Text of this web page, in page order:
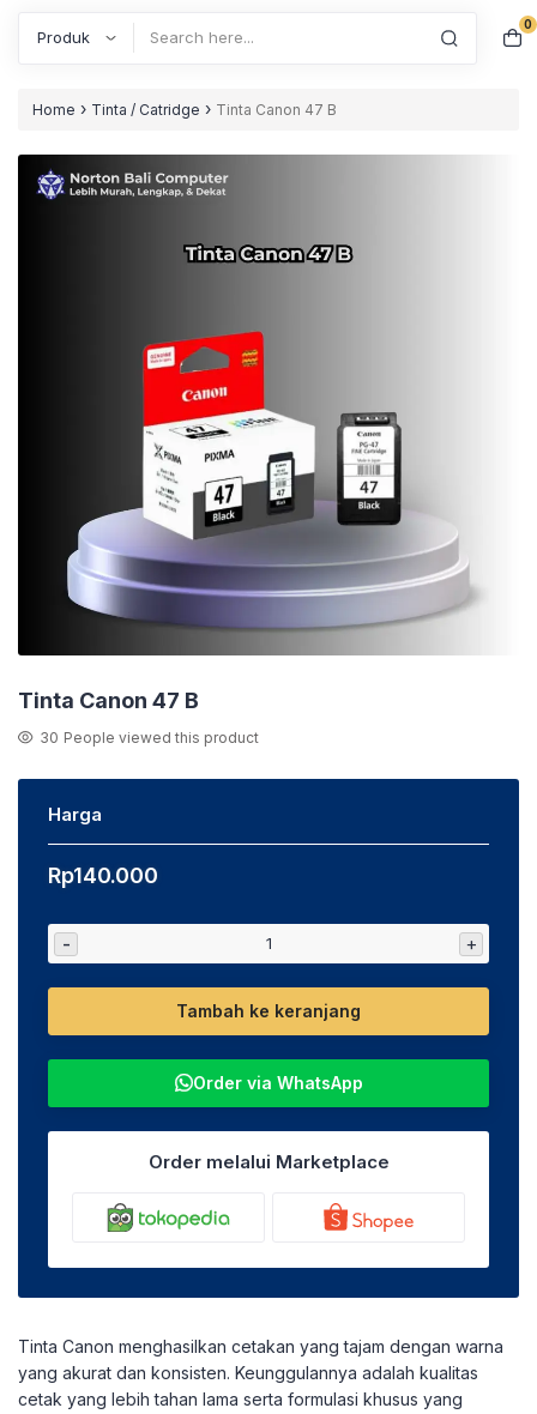
0
Home › Tinta / Catridge › Tinta Canon 47 B
Tinta Canon 47 B
30 People viewed this product
Harga
Rp140.000
- +
Tambah ke keranjang
Order via WhatsApp
Order melalui Marketplace
Tinta Canon menghasilkan cetakan yang tajam dengan warna
yang akurat dan konsisten. Keunggulannya adalah kualitas
cetak yang lebih tahan lama serta formulasi khusus yang